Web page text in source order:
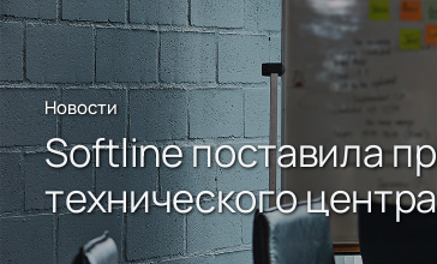
Новости
Softline поставила
технического